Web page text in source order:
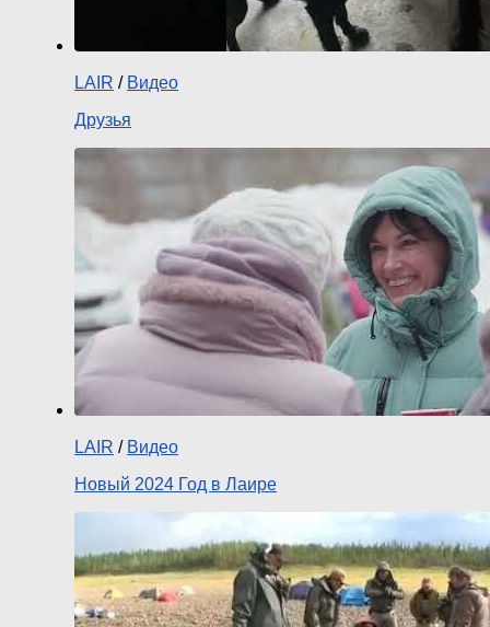
LAIR / Видео
Друзья
LAIR / Видео
Новый 2024 Год в Лаире